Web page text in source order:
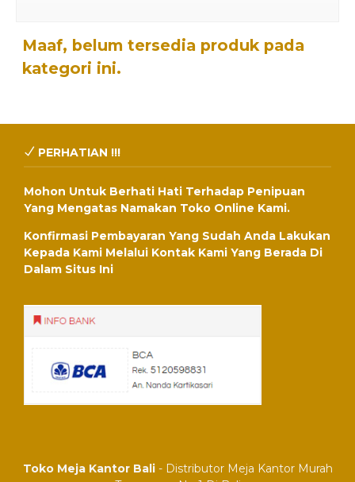
Maaf, belum tersedia produk pada
kategori ini.
PERHATIAN !!!
Mohon Untuk Berhati Hati Terhadap Penipuan
Yang Mengatas Namakan Toko Online Kami.
Konfirmasi Pembayaran Yang Sudah Anda Lakukan
Kepada Kami Melalui Kontak Kami Yang Berada Di
Dalam Situs Ini
Toko Meja Kantor Bali- Distributor Meja Kantor Murah